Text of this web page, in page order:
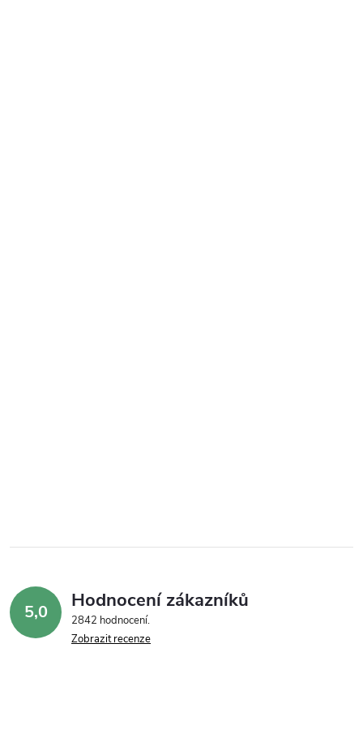
5,0 Hodnocení zákazníků
2842 hodnocení
Zobrazit recenze